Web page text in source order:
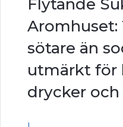
Flytande
Aromhuset:
sötare än
utmärkt för
drycker